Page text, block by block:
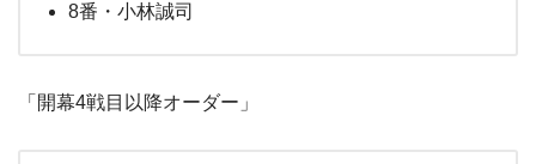
8番・小林誠司
「開幕4戦目以降オーダー」